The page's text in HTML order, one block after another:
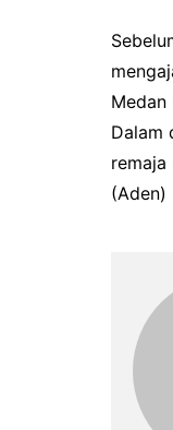
Medan
Dalam
(Aden)